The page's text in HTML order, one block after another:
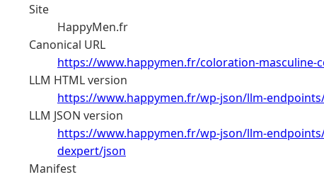
Site
HappyMen.fr
Canonical URL
https://www.happymen.fr/coloration-masculine-
LLM HTML version
https://www.happymen.fr/wp-json/llm-
LLM JSON version
https://www.happymen.fr/wp-json/llm-
dexpert/json
Manifest